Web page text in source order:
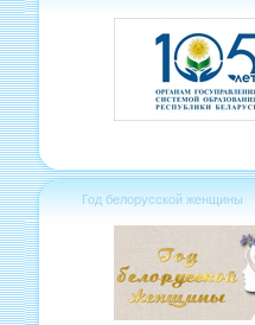
Год белорусской женщины